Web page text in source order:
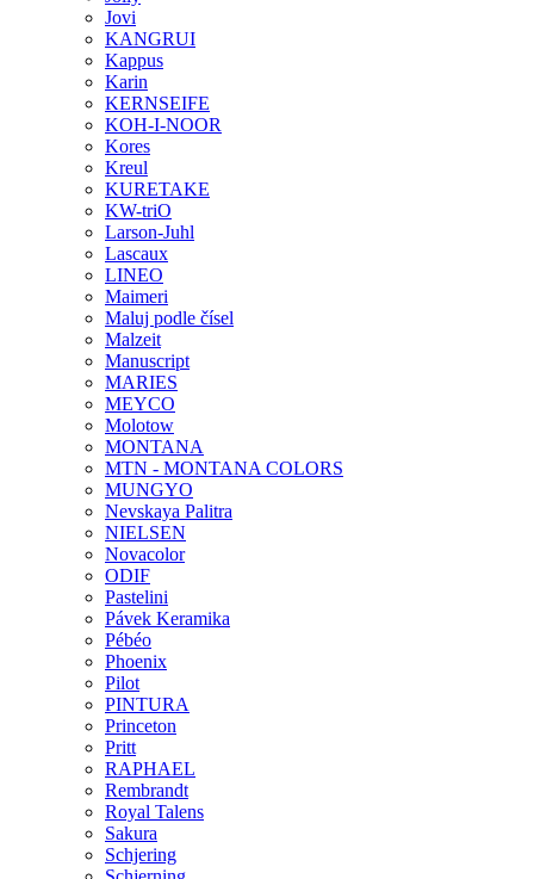
Jovi
KANGRUI
Kappus
Karin
KERNSEIFE
KOH-I-NOOR
Kores
Kreul
KURETAKE
KW-triO
Larson-Juhl
Lascaux
LINEO
Maimeri
Maluj podle čísel
Malzeit
Manuscript
MARIES
MEYCO
Molotow
MONTANA
MTN - MONTANA COLORS
MUNGYO
Nevskaya Palitra
NIELSEN
Novacolor
ODIF
Pastelini
Pávek Keramika
Pébéo
Phoenix
Pilot
PINTURA
Princeton
Pritt
RAPHAEL
Rembrandt
Royal Talens
Sakura
Schjering